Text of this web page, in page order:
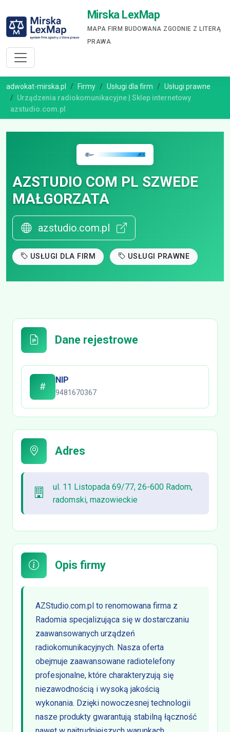
Mirska LexMap
MAPA FIRM BUDOWANA ZGODNIE Z LITERĄ
PRAWA
adwokat-mirska.pl Firmy Usługi dla firm
Usługi prawne
Urządzenia radiokomunikacyjne | Sklep internetowy
azstudio.com.pl
AZSTUDIO COM PL SZWEDE
MAŁGORZATA
azstudio.com.pl
USŁUGI DLA FIRM USŁUGI PRAWNE
Dane rejestrowe
NIP
9481670367
Adres
ul. 11 Listopada 69/77, 26-600 Radom,
radomski, mazowieckie
Opis firmy
AZStudio.com.pl to renomowana firma z
Radomia specjalizująca się w dostarczaniu
zaawansowanych urządzeń
radiokomunikacyjnych. Nasza oferta
obejmuje zaawansowane radiotelefony
profesjonalne, które charakteryzują się
niezawodnością i wysoką jakością
wykonania. Dzięki nowoczesnej technologii
nasze produkty gwarantują stabilną łączność